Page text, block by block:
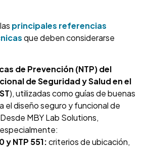
principales referencias
que deben considerarse
de Prevención (NTP) del
de Seguridad y Salud en el
), utilizadas como guías de buenas
el diseño seguro y funcional de
MBY Lab Solutions,
y NTP 551:criterios de ubicación,